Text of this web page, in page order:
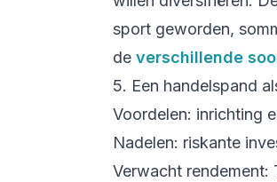
sport geworden,
de verschillende
5. Een handelspand
Voordelen: inrichting
Nadelen: riskante
Verwacht